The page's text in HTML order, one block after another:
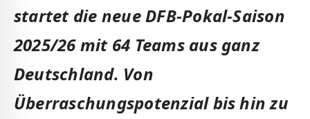
startet die neue DFB-Pokal-Saison
2025/26 mit 64 Teams aus ganz
Deutschland. Von
Überraschungspotenzial bis hin zu